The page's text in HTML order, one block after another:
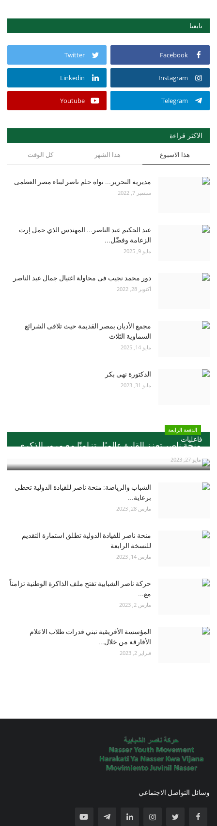
تابعنا
Facebook
Twitter
Instagram
Linkedin
Telegram
Youtube
الاكثر قراءة
هذا الاسبوع هذا الشهر كل الوقت
مديرية التحرير... نواة حلم ناصر لبناء مصر العظمى
سبتمبر 7, 2022
عبد الحكيم عبد الناصر... المهندس الذي حمل إرث
الزعامة وفضّل...
مايو 9, 2025
دور محمد نجيب فى محاولة اغتيال جمال عبد الناصر
أكتوبر 28, 2022
مجمع الأديان بمصر القديمة حيث تلاقى الشرائع
السماوية الثلاث
مايو 14, 2025
الدكتورة نهى بكر
مايو 31, 2023
فاعليات
الدفعة الرابعة
منحة ناصر تعزز القارة عالميًا ..تزامنًا مع مرور الذكري...
مايو 27, 2023
الشباب والرياضة: منحة ناصر للقيادة الدولية تحظي
برعاية...
مارس 28, 2023
منحة ناصر للقيادة الدولية تطلق استمارة التقديم
للنسخة الرابعة
مارس 14, 2023
حركة ناصر الشبابية تفتح ملف الذاكرة الوطنية تزامناً
مع...
مارس 2, 2023
المؤسسة الأفريقية تبني قدرات طلاب الاعلام
الأفارقة من خلال...
فبراير 2, 2023
وسائل التواصل الاجتماعي